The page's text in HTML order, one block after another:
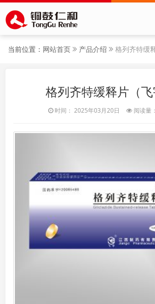
当前位置： 网站首页 产品介绍 格列齐特缓
格列齐特缓释片（飞
时间： 2025年03月20日 阅读量